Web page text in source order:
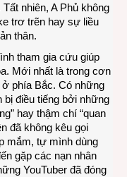
hữu
nhiên, A Phủ không
trơ trẽn hay sự liều
thân.
tham gia cứu giúp
Mới nhất là trong cơn
phía Bắc. Có những
bị điều tiếng bởi những
hay thậm chí “quan
đã không kêu gọi
mắm, tự mình dùng
gặp các nạn nhân
YouTuber đã đóng